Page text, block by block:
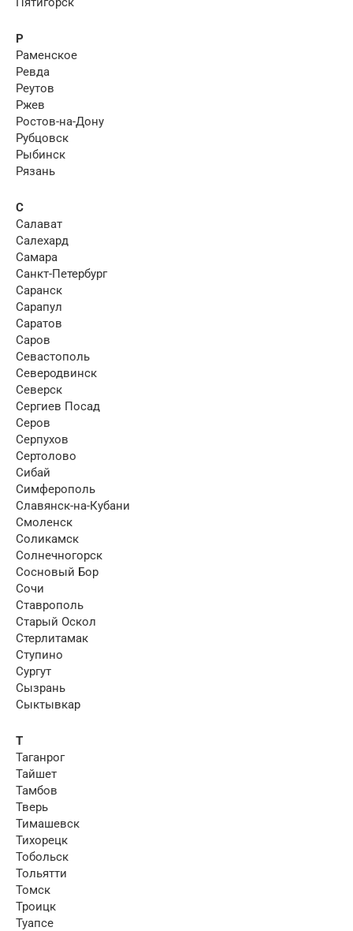
Р
Раменское
Ревда
Реутов
Ржев
Ростов-на-Дону
Рубцовск
Рыбинск
Рязань
С
Салават
Салехард
Самара
Санкт-Петербург
Саранск
Сарапул
Саратов
Саров
Севастополь
Северодвинск
Северск
Сергиев Посад
Серов
Серпухов
Сертолово
Сибай
Симферополь
Славянск-на-Кубани
Смоленск
Соликамск
Солнечногорск
Сосновый Бор
Сочи
Ставрополь
Старый Оскол
Стерлитамак
Ступино
Сургут
Сызрань
Сыктывкар
Т
Таганрог
Тайшет
Тамбов
Тверь
Тимашевск
Тихорецк
Тобольск
Тольятти
Томск
Троицк
Туапсе